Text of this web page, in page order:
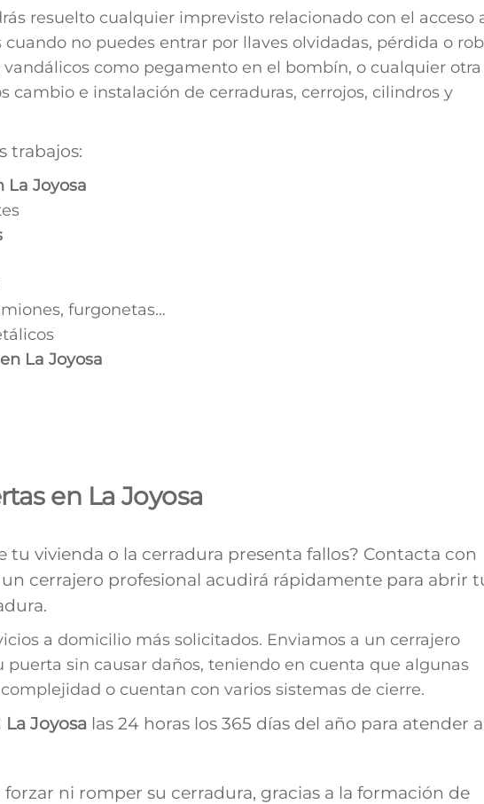
resuelto cualquier imprevisto relacionado con el acceso
no puedes entrar por llaves olvidadas, pérdida o
vandálicos como pegamento en el bombín, o cualquier otra
cambio e instalación de cerraduras, cerrojos, cilindros y
trabajos:
La Joyosa
furgonetas…
La Joyosa
en La Joyosa
tu vivienda o la cerradura presenta fallos? Contacta con
cerrajero profesional acudirá rápidamente para abrir
a domicilio más solicitados. Enviamos a un cerrajero
puerta sin causar daños, teniendo en cuenta que algunas
o cuentan con varios sistemas de cierre.
La Joyosa las 24 horas los 365 días del año para atender a
ni romper su cerradura, gracias a la formación de